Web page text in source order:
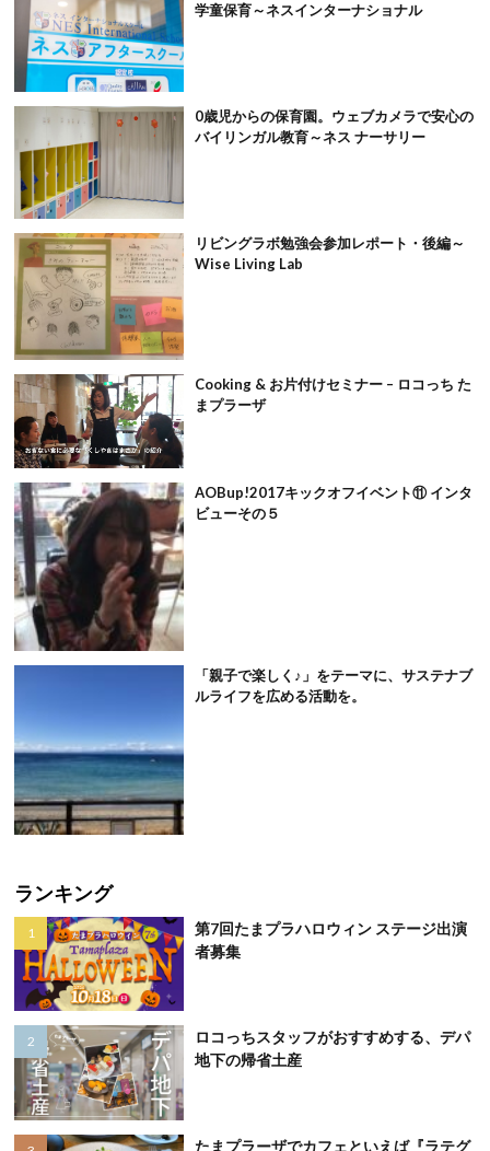
学童保育～ネスインターナショナル
0歳児からの保育園。ウェブカメラで安心の
バイリンガル教育～ネス ナーサリー
リビングラボ勉強会参加レポート・後編～
Wise Living Lab
Cooking & お片付けセミナー – ロコっち た
まプラーザ
AOBup!2017キックオフイベント⑪ インタ
ビューその５
「親子で楽しく♪」をテーマに、サステナブ
ルライフを広める活動を。
ランキング
第7回たまプラハロウィン ステージ出演
者募集
ロコっちスタッフがおすすめする、デパ
地下の帰省土産
たまプラーザでカフェといえば『ラテグ